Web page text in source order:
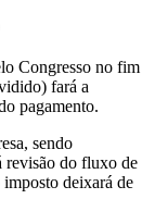
Congresso no fim
fará a
pagamento.
sendo
revisão do fluxo de
deixará de